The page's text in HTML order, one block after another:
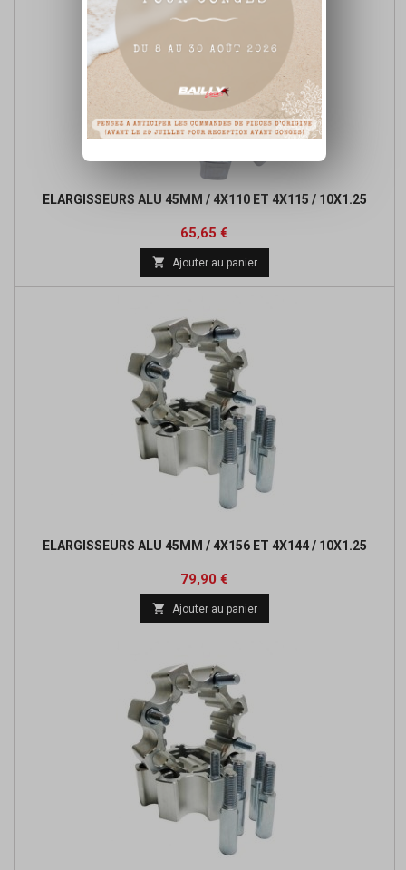
ELARGISSEURS ALU 45MM / 4X110 ET 4X115 / 10X1.25
Prix
65,65 €
 Ajouter au panier
ELARGISSEURS ALU 45MM / 4X156 ET 4X144 / 10X1.25
Prix
79,90 €
 Ajouter au panier